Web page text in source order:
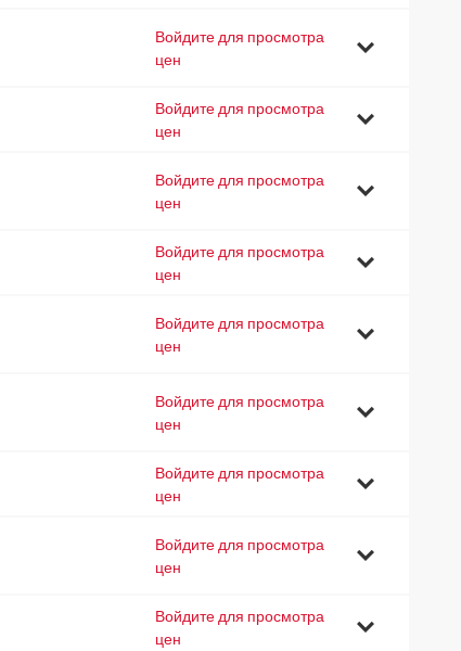
Войдите для просмотра
цен
Войдите для просмотра
цен
Войдите для просмотра
цен
Войдите для просмотра
цен
Войдите для просмотра
цен
Войдите для просмотра
цен
Войдите для просмотра
цен
Войдите для просмотра
цен
Войдите для просмотра
цен